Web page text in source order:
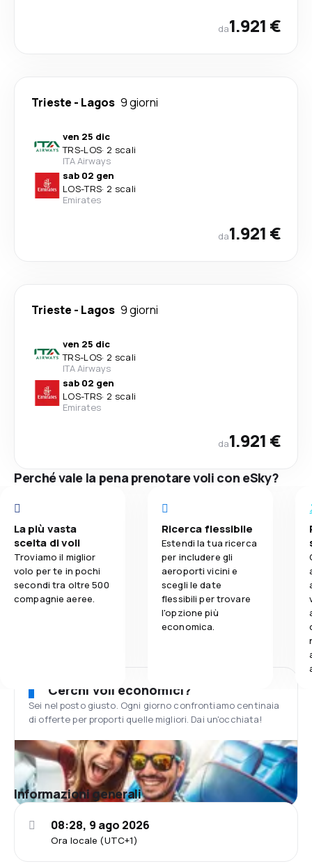
da1.921 €
Trieste - Lagos 9 giorni
ven 25 dic
TRS-LOS· 2 scali
ITA Airways
sab 02 gen
LOS-TRS· 2 scali
Emirates
da1.921 €
Trieste - Lagos 9 giorni
ven 25 dic
TRS-LOS· 2 scali
ITA Airways
sab 02 gen
LOS-TRS· 2 scali
Emirates
da1.921 €
Perché vale la pena prenotare voli con eSky?
La più vasta
scelta di voli
Troviamo il miglior
volo per te in pochi
secondi tra oltre 500
compagnie aeree.
Ricerca flessibile
Estendi la tua ricerca
per includere gli
aeroporti vicini e
scegli le date
flessibili per trovare
l'opzione più
economica.
Cerchi voli economici?
Sei nel posto giusto. Ogni giorno confrontiamo centinaia
di offerte per proporti quelle migliori. Dai un'occhiata!
Informazioni generali
Ora locale (UTC+1)
08:28, 9 ago 2026